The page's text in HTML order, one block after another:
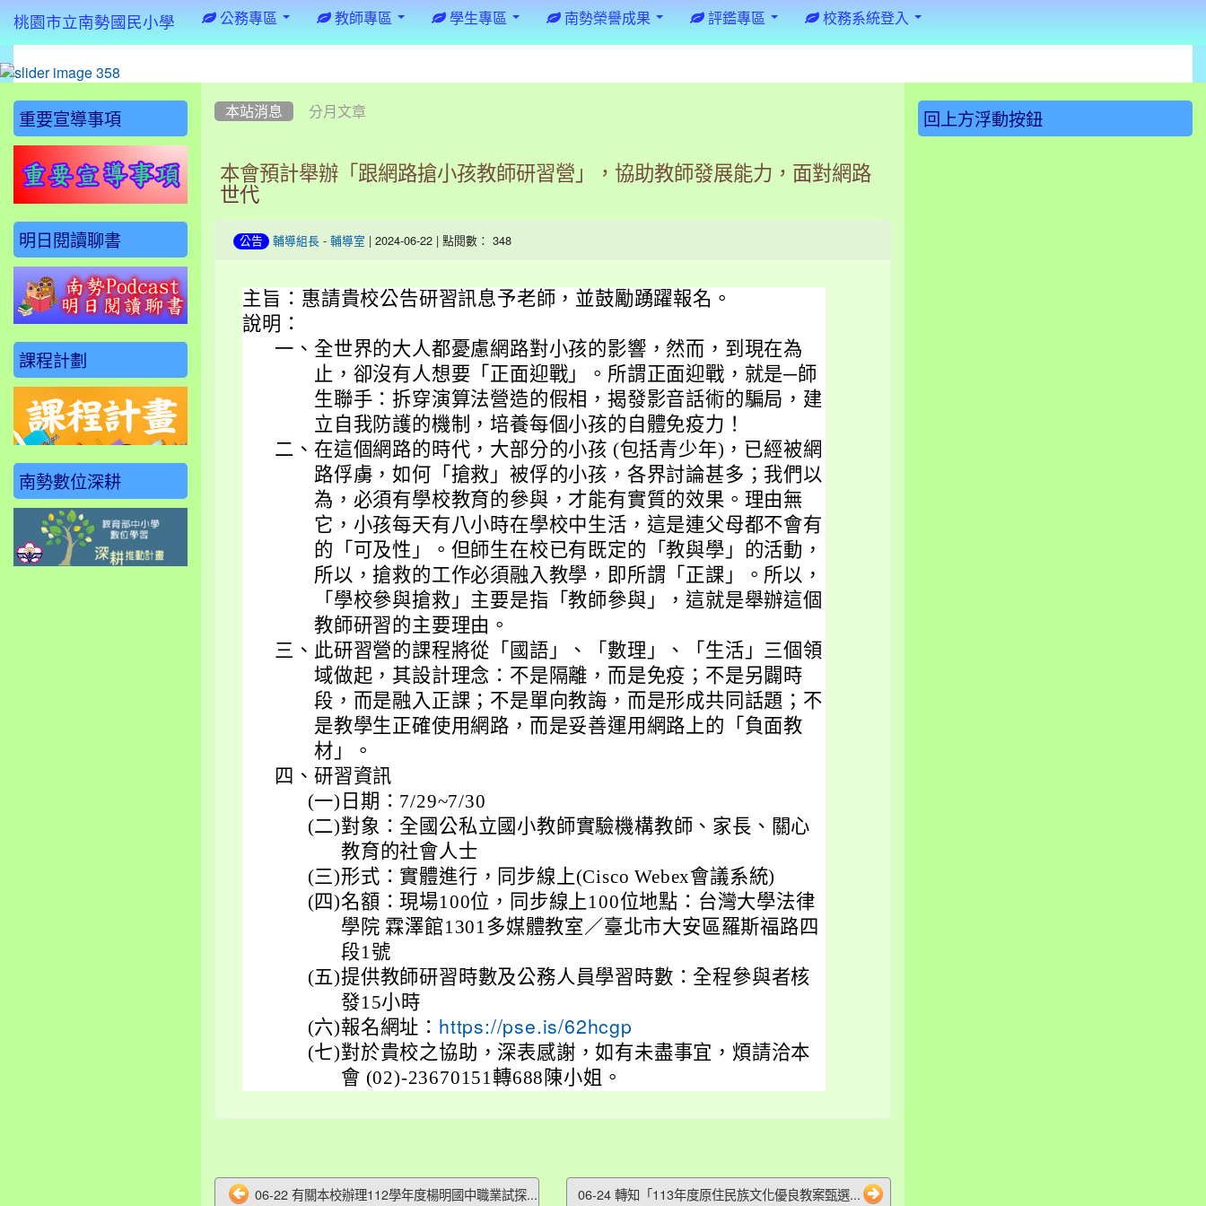
桃園市立南勢國民小學 公務專區 教師專區 學生專區 南勢榮譽成果 評鑑專區 校務系統登入
本站消息 分月文章
本會預計舉辦「跟網路搶小孩教師研習營」，協助教師發展能力，面對網路
世代
公告 輔導組長 - 輔導室 | 2024-06-22 | 點閱數： 348
主旨： 惠請貴校公告研習訊息予老師，並鼓勵踴躍報名。
說明：
一、 全世界的大人都憂慮網路對小孩的影響，然而，到現在為
止，卻沒有人想要「正面迎戰」。所謂正面迎戰，就是─師
生聯手：拆穿演算法營造的假相，揭發影音話術的騙局，建
立自我防護的機制，培養每個小孩的自體免疫力！
二、 在這個網路的時代，大部分的小孩 (包括青少年)，已經被網
路俘虜，如何「搶救」被俘的小孩，各界討論甚多；我們以
為，必須有學校教育的參與，才能有實質的效果。理由無
它，小孩每天有八小時在學校中生活，這是連父母都不會有
的「可及性」。但師生在校已有既定的「教與學」的活動，
所以，搶救的工作必須融入教學，即所謂「正課」。所以，
「學校參與搶救」主要是指「教師參與」，這就是舉辦這個
教師研習的主要理由。
三、 此研習營的課程將從「國語」、「數理」、「生活」三個領
域做起，其設計理念：不是隔離，而是免疫；不是另闢時
段，而是融入正課；不是單向教誨，而是形成共同話題；不
是教學生正確使用網路，而是妥善運用網路上的「負面教
材」。
四、 研習資訊
(一) 日期：7/29~7/30
(二)對象：全國公私立國小教師實驗機構教師、家長、關心
教育的社會人士
(三)形式：實體進行，同步線上(Cisco Webex會議系統)
(四)名額：現場100位，同步線上100位地點：台灣大學法律
學院 霖澤館1301多媒體教室／臺北市大安區羅斯福路四
段1號
(五)提供教師研習時數及公務人員學習時數：全程參與者核
發15小時
(六)報名網址： https://pse.is/62hcgp
(七)對於貴校之協助，深表感謝，如有未盡事宜，煩請洽本
會 (02)-23670151轉688陳小姐。
06-22 有關本校辦理112學年度楊明國中職業試探... 06-24 轉知「113年度原住民族文化優良教案甄選...
::: 重要宣導事項
明日閱讀聊書
課程計劃
南勢數位深耕
::: 回上方浮動按鈕